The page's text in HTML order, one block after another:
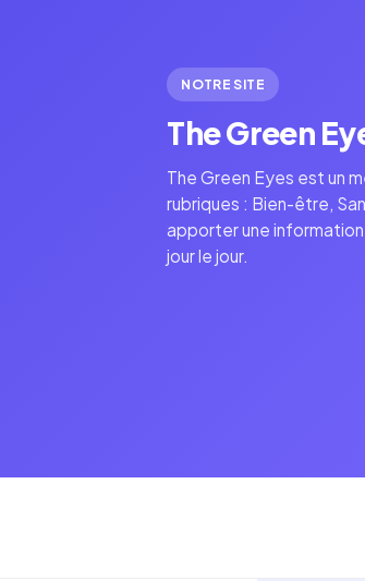
NOTRE SITE
The Green
The Green Eyes est un
rubriques : Bien-être,
apporter une
jour le jour.